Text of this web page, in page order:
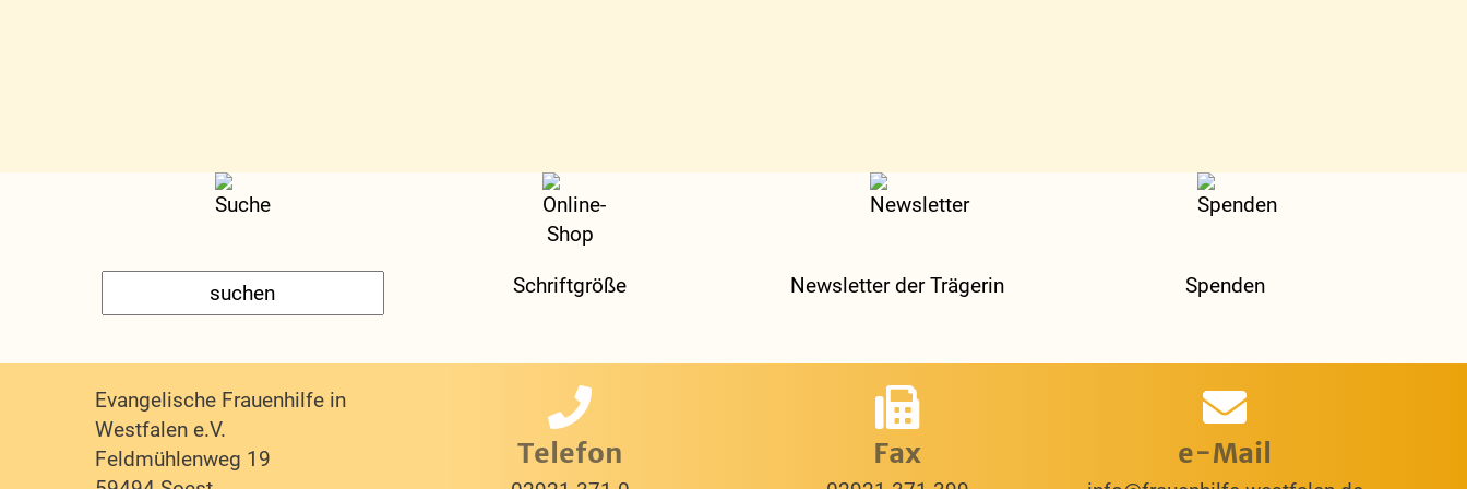
Schriftgröße Newsletter der Trägerin Spenden
Evangelische Frauenhilfe in
Westfalen e.V.
Feldmühlenweg 19
Telefon Fax e-Mail